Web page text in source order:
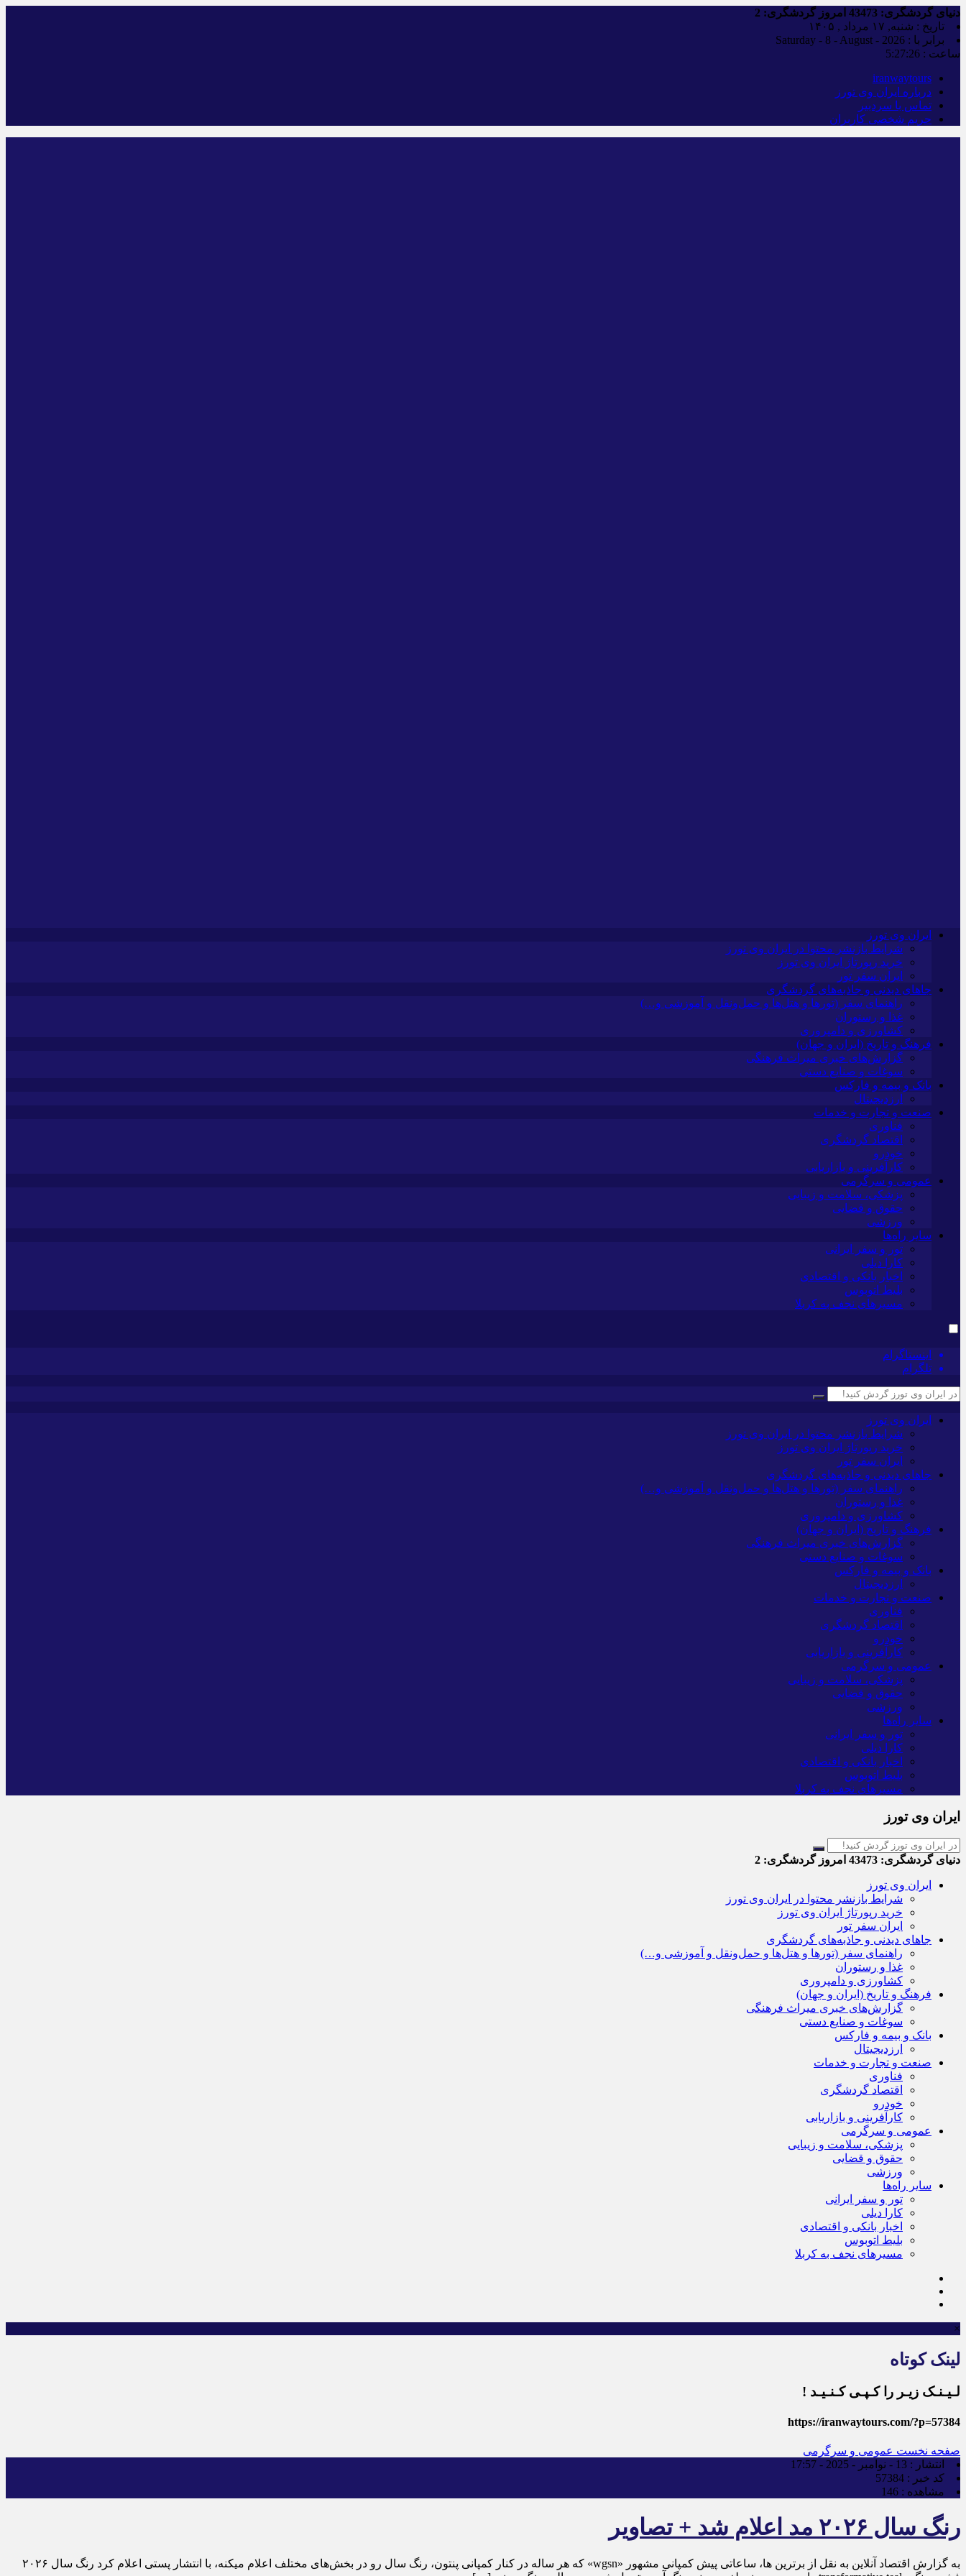
دنیای گردشگری: امروز گردشگری:
تاریخ : شنبه, ۱۷ مرداد , ۱۴۰۵
برابر با : Saturday - 8 - August - 2026
ساعت : 5:27:27
iranwaytours
درباره ایران وی تورز
تماس با سردبیر
حریم شخصی کاربران
ایران وی تورز
شرایط بازنشر محتوا در ایران وی تورز
خرید رپورتاژ ایران وی تورز
ایران سفر تور
جاهای دیدنی و جاذبه‌های گردشگری
راهنمای سفر (تورها و هتل‌ها و حمل‌و‌نقل و آموزشی و…)
غذا و رستوران
کشاورزی و دامپروری
فرهنگ و تاریخ (ایران و جهان)
گزارش‌های خبری میراث فرهنگی
سوغات و صنایع دستی
بانک و بیمه و فارکس
ارزدیجیتال
صنعت و تجارت و خدمات
فناوری
اقتصاد گردشگری
خودرو
کارآفرینی و بازاریابی
عمومی و سرگرمی
پزشکی، سلامت و زیبایی
حقوق و قضایی
ورزشی
سایر راه‌ها
تور و سفر ایرانی
کارا دیلی
اخبار بانکی و اقتصادی
بلیط اتوبوس
مسیرهای نجف به کربلا
اینستاگرام
تلگرام
ایران وی تورز
شرایط بازنشر محتوا در ایران وی تورز
خرید رپورتاژ ایران وی تورز
ایران سفر تور
جاهای دیدنی و جاذبه‌های گردشگری
راهنمای سفر (تورها و هتل‌ها و حمل‌و‌نقل و آموزشی و…)
غذا و رستوران
کشاورزی و دامپروری
فرهنگ و تاریخ (ایران و جهان)
گزارش‌های خبری میراث فرهنگی
سوغات و صنایع دستی
بانک و بیمه و فارکس
ارزدیجیتال
صنعت و تجارت و خدمات
فناوری
اقتصاد گردشگری
خودرو
کارآفرینی و بازاریابی
عمومی و سرگرمی
پزشکی، سلامت و زیبایی
حقوق و قضایی
ورزشی
سایر راه‌ها
تور و سفر ایرانی
کارا دیلی
اخبار بانکی و اقتصادی
بلیط اتوبوس
مسیرهای نجف به کربلا
ایران وی تورز
دنیای گردشگری: امروز گردشگری:
ایران وی تورز
شرایط بازنشر محتوا در ایران وی تورز
خرید رپورتاژ ایران وی تورز
ایران سفر تور
جاهای دیدنی و جاذبه‌های گردشگری
راهنمای سفر (تورها و هتل‌ها و حمل‌و‌نقل و آموزشی و…)
غذا و رستوران
کشاورزی و دامپروری
فرهنگ و تاریخ (ایران و جهان)
گزارش‌های خبری میراث فرهنگی
سوغات و صنایع دستی
بانک و بیمه و فارکس
ارزدیجیتال
صنعت و تجارت و خدمات
فناوری
اقتصاد گردشگری
خودرو
کارآفرینی و بازاریابی
عمومی و سرگرمی
پزشکی، سلامت و زیبایی
حقوق و قضایی
ورزشی
سایر راه‌ها
تور و سفر ایرانی
کارا دیلی
اخبار بانکی و اقتصادی
بلیط اتوبوس
مسیرهای نجف به کربلا
×
لینک کوتاه
لـیـنـک زیـر را کـپـی کـنـیـد !
https://iranwaytours.com/?p=57384
صفحه نخست عمومی و سرگرمی
انتشار : 13 - نوامبر - 2025 - 17:57
کد خبر : 57384
مشاهده : 146
رنگ سال ۲۰۲۶ مد اعلام شد + تصاویر
به گزارش اقتصاد آنلاین به نقل از برترین ها، ساعاتی پیش کمپانی مشهور «wgsn» که هر ساله در کنار کمپانی پنتون، رنگ سال رو در بخش‌های مختلف اعلام میکنه، با انتشار پستی اعلام کرد رنگ سال ۲۰۲۶